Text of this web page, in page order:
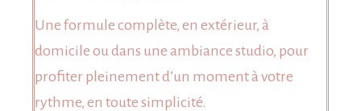
Une formule complète, en extérieur, à
domicile ou dans une ambiance studio, pour
profiter pleinement d’un moment à votre
rythme, en toute simplicité.